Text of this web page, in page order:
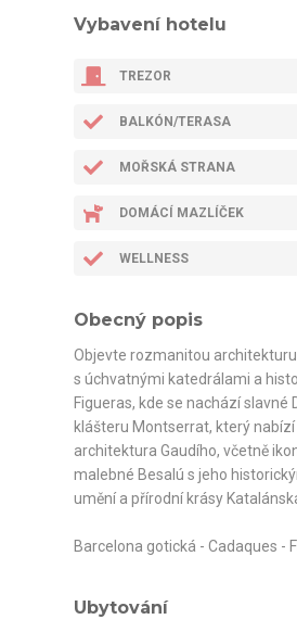
Vybavení hotelu
TREZOR
BALKÓN/TERASA
MOŘSKÁ STRANA
DOMÁCÍ MAZLÍČEK
WELLNESS
Obecný popis
Objevte rozmanitou
s úchvatnými katedrálami a
Figueras, kde se nachází
klášteru Montserrat, který
architektura Gaudího, včetně
malebné Besalú s jeho
umění a přírodní krásy
Barcelona gotická - Cadaques -
Ubytování